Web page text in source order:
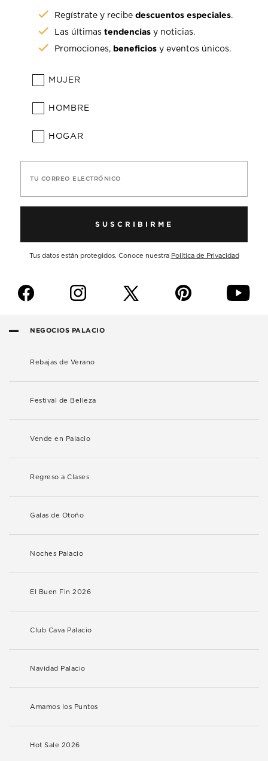
Regístrate y recibedescuentos especiales.
Las últimastendencias y noticias.
Promociones, beneficios y eventos únicos.
MUJER
HOMBRE
HOGAR
TU CORREO ELECTRÓNICO
SUSCRIBIRME
Tus datos están protegidos. Conoce nuestra Política de Privacidad
f i p y
NEGOCIOS PALACIO
Rebajas de Verano
Festival de Belleza
Vende en Palacio
Regreso a Clases
Galas de Otoño
Noches Palacio
El Buen Fin 2026
Club Cava Palacio
Navidad Palacio
Amamos los Puntos
Hot Sale 2026